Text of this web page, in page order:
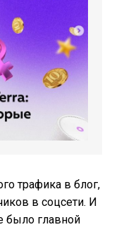
трафика в блог,
в соцсети. И
было главной